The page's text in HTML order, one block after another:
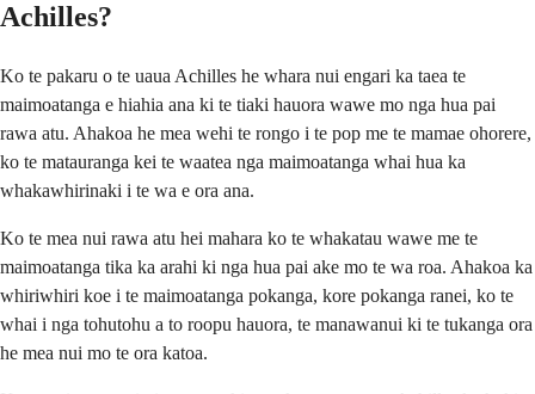
Achilles?
Ko te pakaru o te uaua Achilles he whara nui engari ka taea te
maimoatanga e hiahia ana ki te tiaki hauora wawe mo nga hua pai
rawa atu. Ahakoa he mea wehi te rongo i te pop me te mamae ohorere,
ko te matauranga kei te waatea nga maimoatanga whai hua ka
whakawhirinaki i te wa e ora ana.
Ko te mea nui rawa atu hei mahara ko te whakatau wawe me te
maimoatanga tika ka arahi ki nga hua pai ake mo te wa roa. Ahakoa ka
whiriwhiri koe i te maimoatanga pokanga, kore pokanga ranei, ko te
whai i nga tohutohu a to roopu hauora, te manawanui ki te tukanga ora
he mea nui mo te ora katoa.